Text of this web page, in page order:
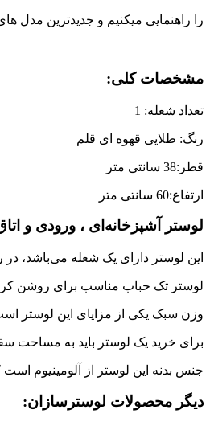
را راهنمایی میکنیم و جدیدترین مدل
مشخصات کلی:
تعداد شعله: 1
رنگ: طلایی قهوه ای قلم
قطر:38 سانتی متر
ارتفاع:60 سانتی متر
لوستر آشپزخانه‌ای ، ورودی و
این لوستر دارای یک شعله می‌باشد،
لوستر تک حباب مناسب برای روشن
وزن سبک یکی از مزایای این لوستر
برای خرید یک لوستر باید به مساحت
جنس بدنه این لوستر از آلومینیوم است
دیگر محصولات لوسترسازان: